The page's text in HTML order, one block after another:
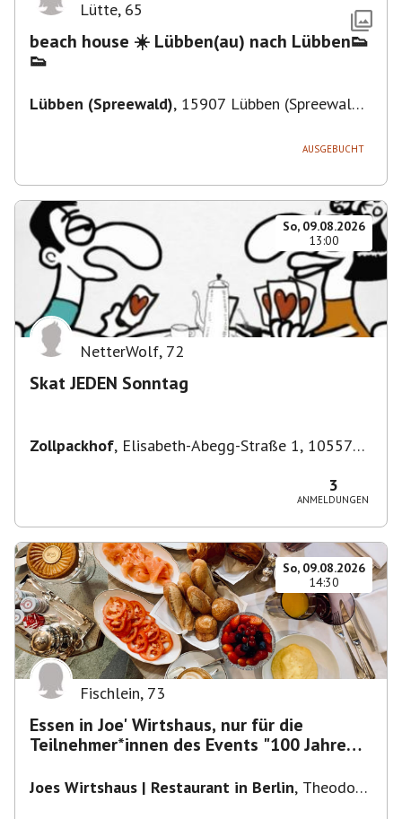
Lütte, 65
beach house ☀️ Lübben(au) nach Lübben👟
👟
Lübben (Spreewald), 15907 Lübben (Spreewald),
AUSGEBUCHT
So, 09.08.2026
13:00
NetterWolf, 72
Skat JEDEN Sonntag
Zollpackhof, Elisabeth-Abegg-Straße 1, 10557
3
ANMELDUNGEN
So, 09.08.2026
14:30
Fischlein, 73
Essen in Joe' Wirtshaus, nur für die
Teilnehmer*innen des Events "100 Jahre
Joes Wirtshaus | Restaurant in Berlin, Theodor-